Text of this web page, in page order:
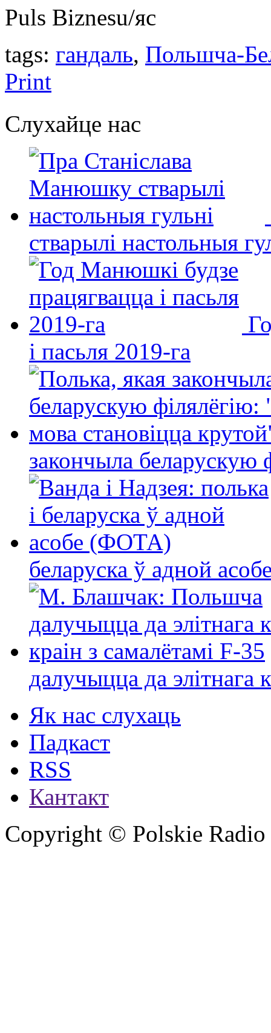
Puls Biznesu/яс
tags: гандаль, Польшчa-
Print
Слухайце нас
стварылі настольныя
і пасьля 2019-га
закончыла беларускую
беларуска ў адной
далучыцца да элітнага
Як нас слухаць
Падкаст
RSS
Кантакт
Copyright © Polskie